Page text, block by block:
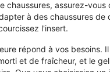
assurez-
à des chaussures
l'insert.
répond à vos
et de fraîcheur, et le